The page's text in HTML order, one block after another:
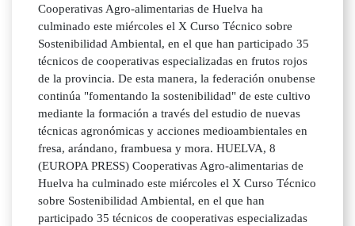
Cooperativas Agro-alimentarias de Huelva ha
culminado este miércoles el X Curso Técnico sobre
Sostenibilidad Ambiental, en el que han participado 35
técnicos de cooperativas especializadas en frutos rojos
de la provincia. De esta manera, la federación onubense
continúa "fomentando la sostenibilidad" de este cultivo
mediante la formación a través del estudio de nuevas
técnicas agronómicas y acciones medioambientales en
fresa, arándano, frambuesa y mora. HUELVA, 8
(EUROPA PRESS) Cooperativas Agro-alimentarias de
Huelva ha culminado este miércoles el X Curso Técnico
sobre Sostenibilidad Ambiental, en el que han
participado 35 técnicos de cooperativas especializadas